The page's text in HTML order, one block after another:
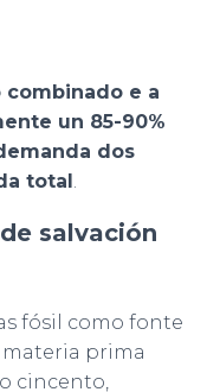
e a
un 85-90%
dos
total
salvación
fósil como fonte
prima
cincento,